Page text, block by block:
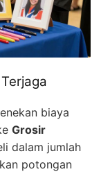
biaya
Grosir
dalam jumlah
potongan